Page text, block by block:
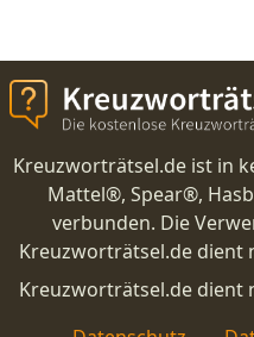
Kreuzworträtsel.de ist in
Mattel®, Spear®,
verbunden. Die
Kreuzworträtsel.de dient
Kreuzworträtsel.de dient